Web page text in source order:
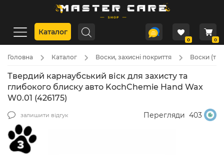
Каталог
0 0
Головна Каталог Воски, захисні покриття Воски
Твердий карнаубський віск для захисту та
глибокого блиску авто KochChemie Hand Wax
W0.01 (426175)
залишити відгук Перегляди 403